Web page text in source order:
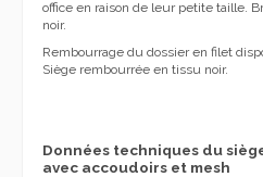
office en raison de leur petite taille.
noir.
Rembourrage du dossier en filet
Siège rembourrée en tissu noir.
Données techniques du
avec accoudoirs et mesh